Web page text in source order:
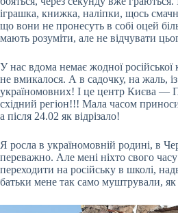
іграшка, книжка, наліпки, щось
що вони не пронесуть в собі оцей
мають розуміти, але не відчувати
У нас вдома немає жодної російської
не вмикалося. А в садочку, на жаль,
україномовних! І це центр Києва —
східний регіон!!! Мала часом
а після 24.02 як відрізало!
Я росла в україномовній родині, в
переважно. Але мені ніхто свого
переходити на російську в школі,
батьки мене так само муштрували, як